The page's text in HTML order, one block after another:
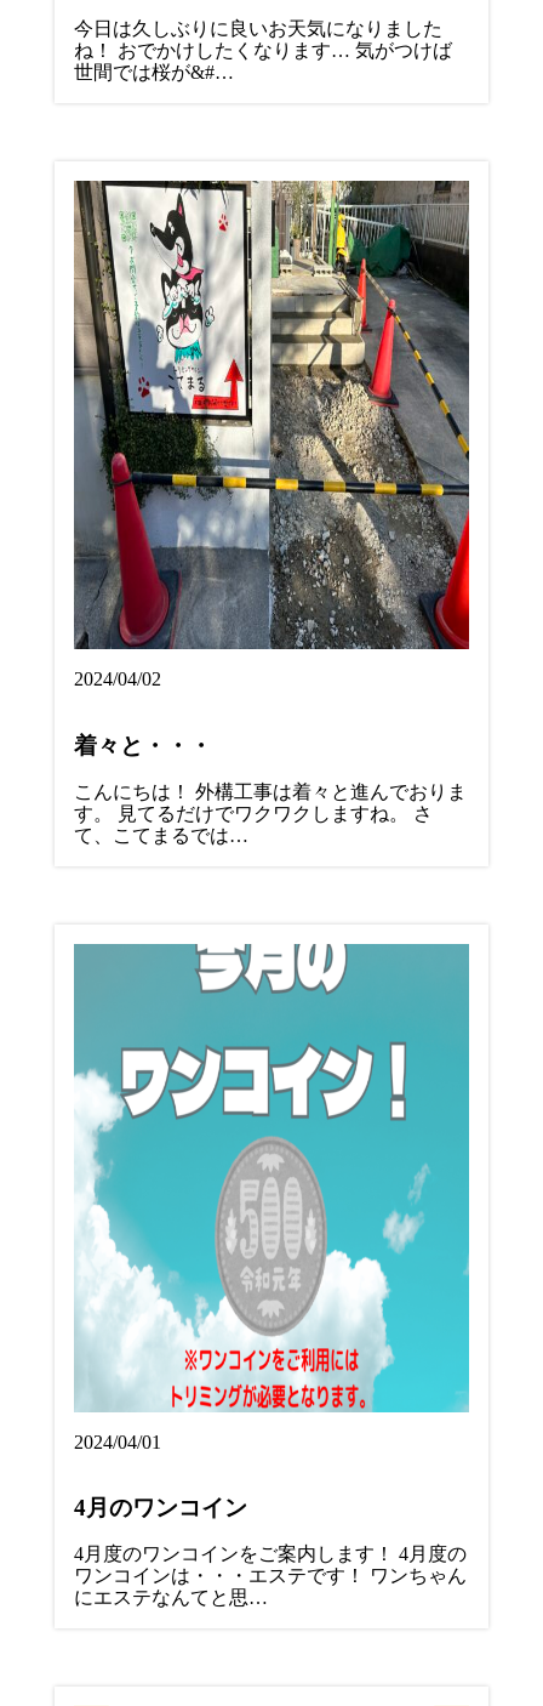
今日は久しぶりに良いお天気になりました
ね！ おでかけしたくなります… 気がつけば
世間では桜が&#…
2024/04/02
着々と・・・
こんにちは！ 外構工事は着々と進んでおりま
す。 見てるだけでワクワクしますね。 さ
て、こてまるでは…
2024/04/01
4月のワンコイン
4月度のワンコインをご案内します！ 4月度の
ワンコインは・・・エステです！ ワンちゃん
にエステなんてと思…